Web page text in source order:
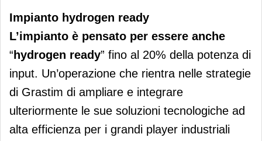
Impianto hydrogen ready
L’impianto è pensato per essere anche
“ hydrogen ready” fino al 20% della potenza di
input. Un’operazione che rientra nelle strategie
di Grastim di ampliare e integrare
ulteriormente le sue soluzioni tecnologiche ad
alta efficienza per i grandi player industriali